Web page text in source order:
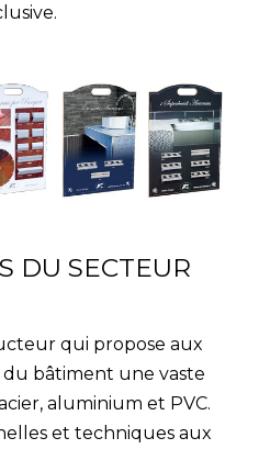
DU SECTEUR
qui propose aux
bâtiment une vaste
aluminium et PVC.
et techniques aux